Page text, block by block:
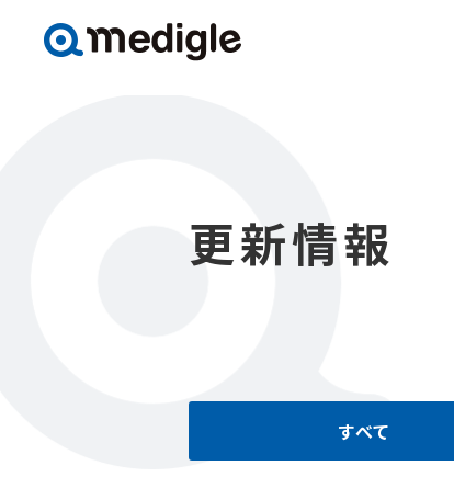
更新情報
すべて